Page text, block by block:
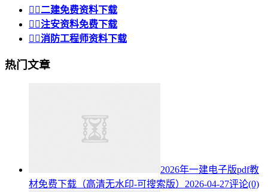
 二建免费资料下载
 注安资料免费下载
 消防工程师资料下载
热门文章
2026年一建电子版pdf教
材免费下载（高清无水印-可搜索版） 2026-04-27评论(0)